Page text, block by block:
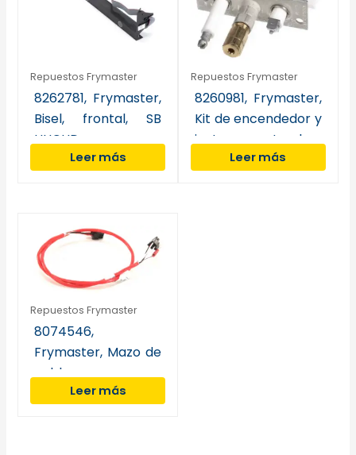
Repuestos Frymaster
8262781, Frymaster,
Bisel, frontal, SB
UHCHD
Leer más
Repuestos Frymaster
8260981, Frymaster,
Kit de encendedor y
junta, gas natural
Leer más
Repuestos Frymaster
8074546,
Frymaster, Mazo de
cables,
comunicación
Leer más